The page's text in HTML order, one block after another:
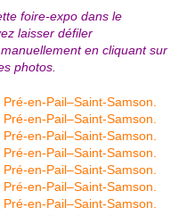
foire-expo dans le
laisser défiler
en cliquant sur
photos.